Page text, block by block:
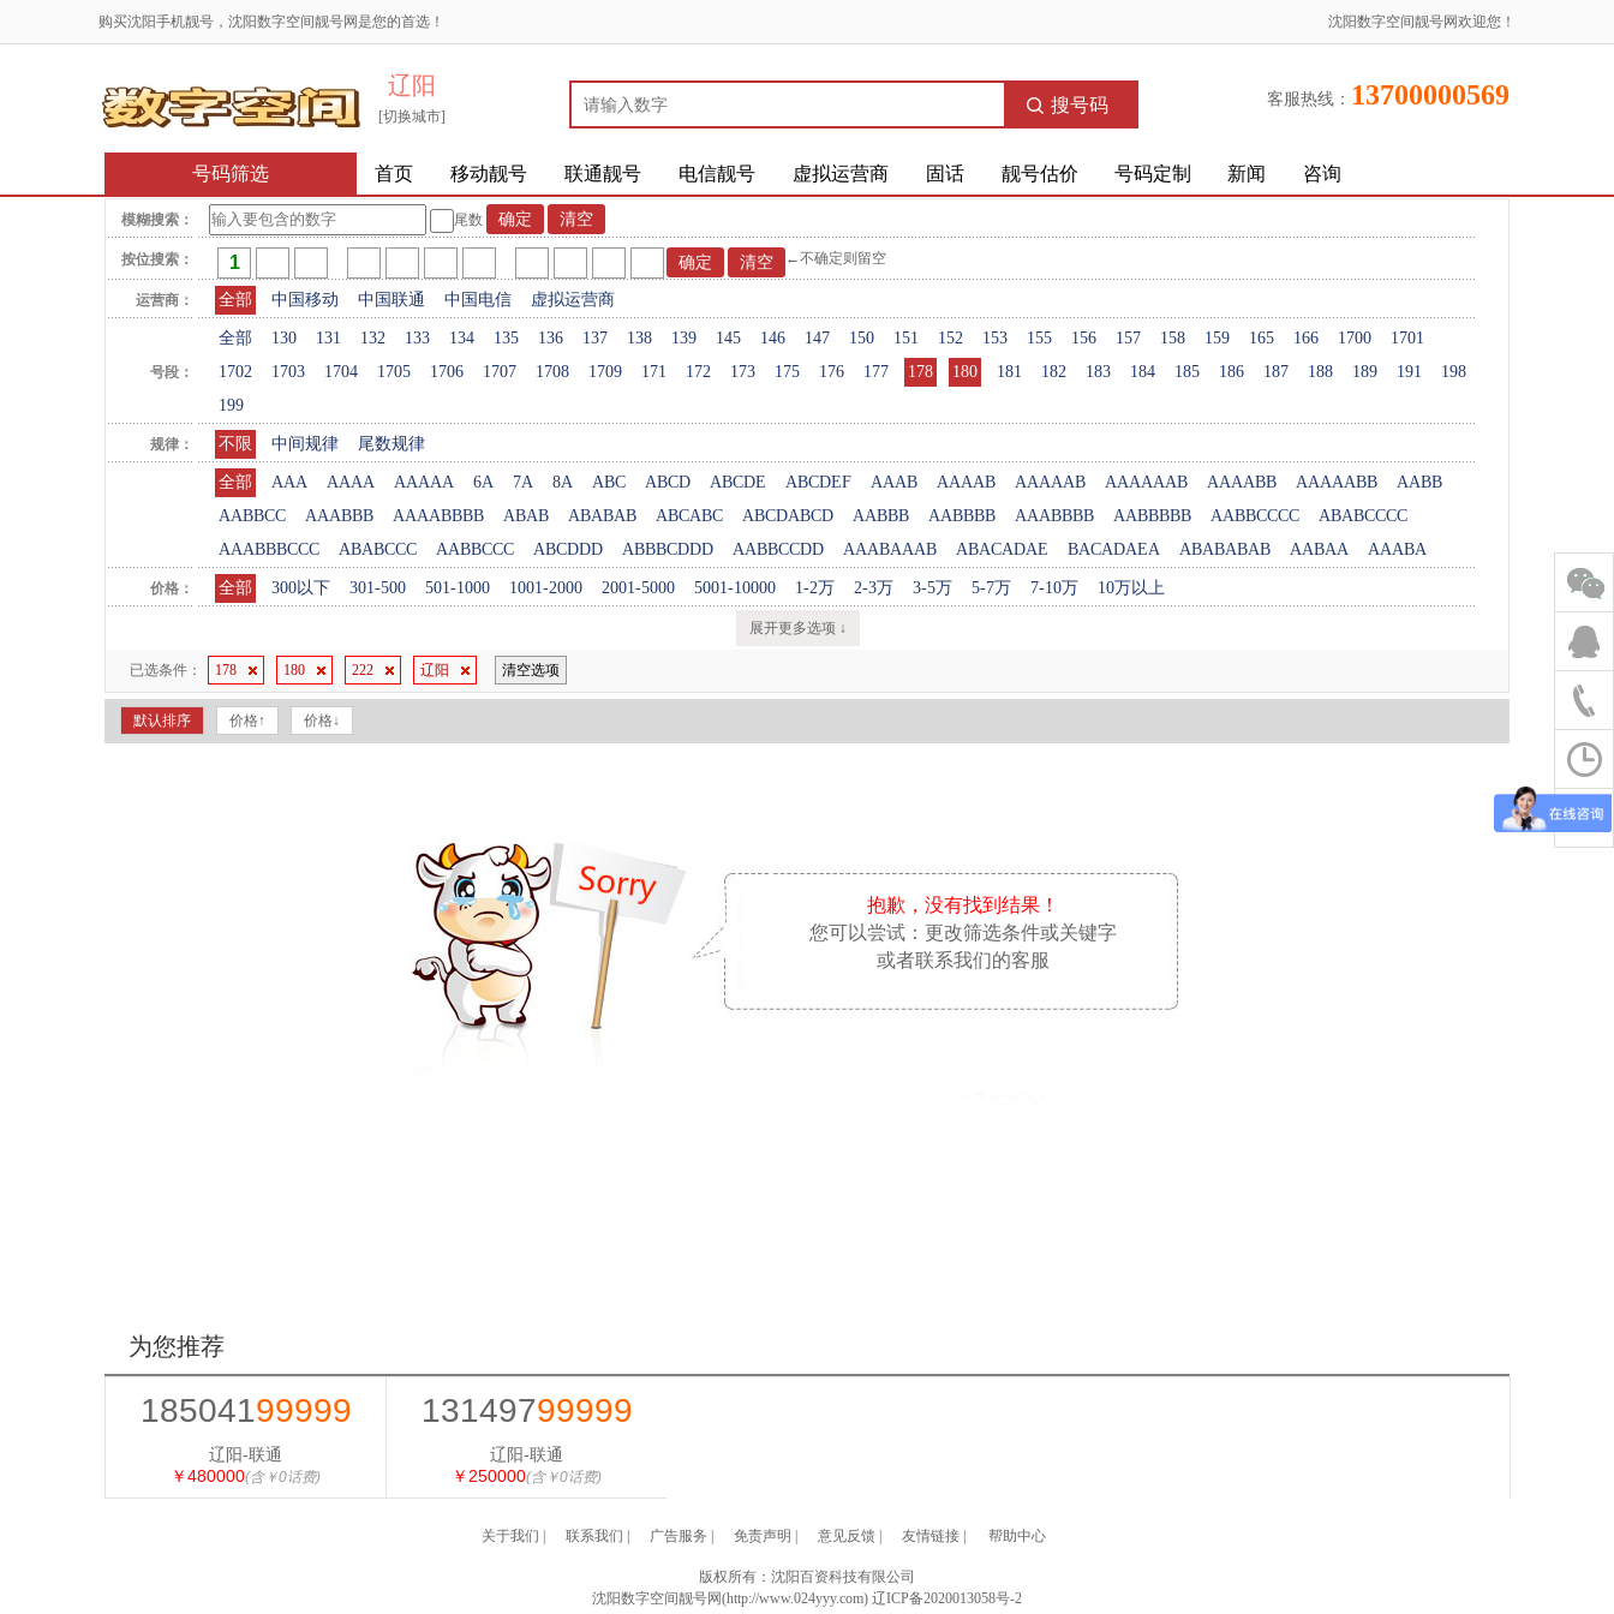
沈阳数字空间靓号网欢迎您！
购买沈阳手机靓号，沈阳数字空间靓号网是您的首选！
辽阳
[切换城市]
搜号码 客服热线： 13700000569
号码筛选 首页 移动靓号 联通靓号 电信靓号 虚拟运营商 固话 靓号估价 号码定制 新闻 咨询
模糊搜索： 尾数
按位搜索： ←不确定则留空
运营商： 全部 中国移动 中国联通 中国电信 虚拟运营商
号段：
全部 130 131 132 133 134 135 136 137 138 139 145 146 147 150 151 152 153 155 156 157 158 159 165 166 1700
1701
1702
1703 1704 1705 1706 1707 1708 1709 171 172 173 175 176 177 178 180 181 182 183 184 185 186 187 188 189 191
198
199
规律： 不限 中间规律 尾数规律
全部 AAA AAAA AAAAA 6A 7A 8A ABC ABCD ABCDE ABCDEF AAAB AAAAB AAAAAB AAAAAAB AAAABB AAAAABB
AABB
AABBCC
AAABBB AAAABBBB ABAB ABABAB ABCABC ABCDABCD AABBB AABBBB AAABBBB AABBBBB AABBCCCC
ABABCCCC
AAABBBCCC
ABABCCC AABBCCC ABCDDD ABBBCDDD AABBCCDD AAABAAAB ABACADAE BACADAEA ABABABAB AABAA AAABA
价格： 全部 300以下 301-500 501-1000 1001-2000 2001-5000 5001-10000 1-2万 2-3万 3-5万 5-7万 7-10万 10万以上
展开更多选项 ↓
已选条件： 178 180 222 辽阳 清空选项
默认排序 价格↑ 价格↓
抱歉，没有找到结果！
您可以尝试：更改筛选条件或关键字
或者联系我们的客服
为您推荐
18504199999
辽阳-联通
￥480000(含￥0话费)
13149799999
辽阳-联通
￥250000(含￥0话费)
关于我们 联系我们 广告服务 免责声明 意见反馈| 友情链接| 帮助中心
版权所有：沈阳百资科技有限公司
沈阳数字空间靓号网(http://www.024yyy.com) 辽ICP备2020013058号-2